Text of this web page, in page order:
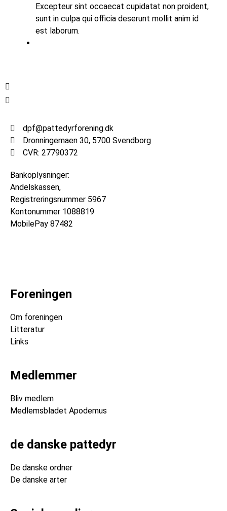
Excepteur sint occaecat cupidatat non proident,
sunt in culpa qui officia deserunt mollit anim id
est laborum.
dpf@pattedyrforening.dk
Dronningemaen 30, 5700 Svendborg
CVR: 27790372
Bankoplysninger:
Andelskassen,
Registreringsnummer 5967
Kontonummer 1088819
MobilePay 87482
Foreningen
Om foreningen
Litteratur
Links
Medlemmer
Bliv medlem
Medlemsbladet Apodemus
de danske pattedyr
De danske ordner
De danske arter